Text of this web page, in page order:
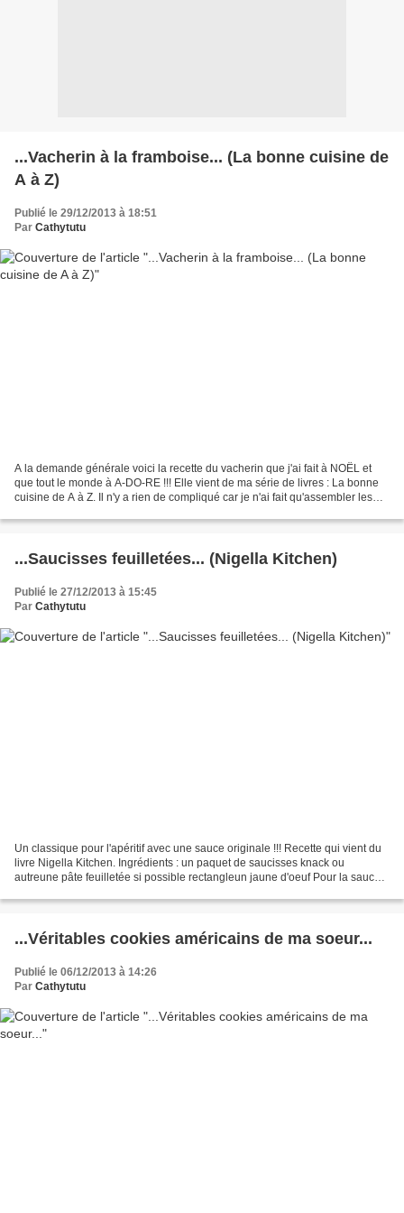
...Vacherin à la framboise... (La bonne cuisine de
A à Z)
Publié le 29/12/2013 à 18:51
Par Cathytutu
A la demande générale voici la recette du vacherin que j'ai fait à NOËL et
que tout le monde à A-DO-RE !!! Elle vient de ma série de livres : La bonne
cuisine de A à Z. Il n'y a rien de compliqué car je n'ai fait qu'assembler les
...Saucisses feuilletées... (Nigella Kitchen)
Publié le 27/12/2013 à 15:45
Par Cathytutu
Un classique pour l'apéritif avec une sauce originale !!! Recette qui vient du
livre Nigella Kitchen. Ingrédients : un paquet de saucisses knack ou
autreune pâte feuilletée si possible rectangleun jaune d'oeuf Pour la sauce
...Véritables cookies américains de ma soeur...
Publié le 06/12/2013 à 14:26
Par Cathytutu